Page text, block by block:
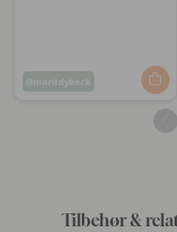
Opslag
maritdybeck
Tilbehør &